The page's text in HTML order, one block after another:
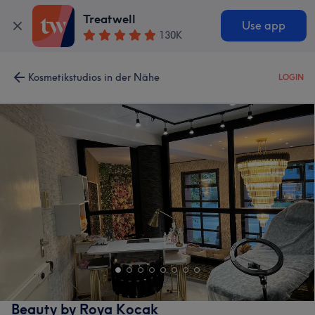
Treatwell
130K
Use app
Kosmetikstudios in der Nähe LOGIN
Beauty by Roya Kocak